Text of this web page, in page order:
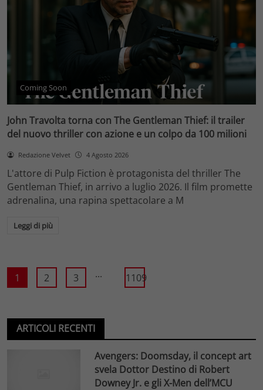
Coming Soon
John Travolta torna con The Gentleman Thief: il trailer
del nuovo thriller con azione e un colpo da 100 milioni
Redazione Velvet 4 Agosto 2026
L'attore di Pulp Fiction è protagonista del thriller The
Gentleman Thief, in arrivo a luglio 2026. Il film promette
adrenalina, una rapina spettacolare a M
Leggi di più
1 2 3 ... 1109
ARTICOLI RECENTI
Avengers: Doomsday, il concept art
svela Dottor Destino di Robert
Downey Jr. e gli X-Men dell’MCU